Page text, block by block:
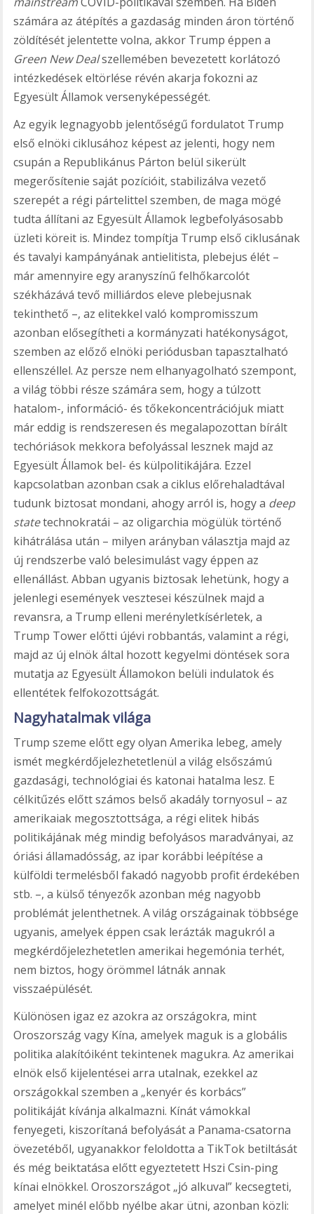
számára az átépítés a gazdaság minden áron történő
zöldítését jelentette volna, akkor Trump éppen a
Green New Dealszellemében bevezetett korlátozó
intézkedések eltörlése révén akarja fokozni az
Egyesült Államok versenyképességét.
Az egyik legnagyobb jelentőségű fordulatot Trump
első elnöki ciklusához képest az jelenti, hogy nem
csupán a Republikánus Párton belül sikerült
megerősítenie saját pozícióit, stabilizálva vezető
szerepét a régi pártelittel szemben, de maga mögé
tudta állítani az Egyesült Államok legbefolyásosabb
üzleti köreit is. Mindez tompítja Trump első ciklusának
és tavalyi kampányának antielitista, plebejus élét –
már amennyire egy aranyszínű felhőkarcolót
székházává tevő milliárdos eleve plebejusnak
tekinthető –, az elitekkel való kompromisszum
azonban elősegítheti a kormányzati hatékonyságot,
szemben az előző elnöki periódusban tapasztalható
ellenszéllel. Az persze nem elhanyagolható szempont,
a világ többi része számára sem, hogy a túlzott
hatalom-, információ- és tőkekoncentrációjuk miatt
már eddig is rendszeresen és megalapozottan bírált
techóriások mekkora befolyással lesznek majd az
Egyesült Államok bel- és külpolitikájára. Ezzel
kapcsolatban azonban csak a ciklus előrehaladtával
tudunk biztosat mondani, ahogy arról is, hogy a deep
statetechnokratái – az oligarchia mögülük történő
kihátrálása után – milyen arányban választja majd az
új rendszerbe való belesimulást vagy éppen az
ellenállást. Abban ugyanis biztosak lehetünk, hogy a
jelenlegi események vesztesei készülnek majd a
revansra, a Trump elleni merényletkísérletek, a
Trump Tower előtti újévi robbantás, valamint a régi,
majd az új elnök által hozott kegyelmi döntések sora
mutatja az Egyesült Államokon belüli indulatok és
ellentétek felfokozottságát.
Nagyhatalmak világa
Trump szeme előtt egy olyan Amerika lebeg, amely
ismét megkérdőjelezhetetlenül a világ elsőszámú
gazdasági, technológiai és katonai hatalma lesz. E
célkitűzés előtt számos belső akadály tornyosul – az
amerikaiak megosztottsága, a régi elitek hibás
politikájának még mindig befolyásos maradványai, az
óriási államadósság, az ipar korábbi leépítése a
külföldi termelésből fakadó nagyobb profit érdekében
stb. –, a külső tényezők azonban még nagyobb
problémát jelenthetnek. A világ országainak többsége
ugyanis, amelyek éppen csak lerázták magukról a
megkérdőjelezhetetlen amerikai hegemónia terhét,
nem biztos, hogy örömmel látnák annak
visszaépülését.
Különösen igaz ez azokra az országokra, mint
Oroszország vagy Kína, amelyek maguk is a globális
politika alakítóiként tekintenek magukra. Az amerikai
elnök első kijelentései arra utalnak, ezekkel az
országokkal szemben a „kenyér és korbács”
politikáját kívánja alkalmazni. Kínát vámokkal
fenyegeti, kiszorítaná befolyását a Panama-csatorna
övezetéből, ugyanakkor feloldotta a TikTok betiltását
és még beiktatása előtt egyeztetett Hszi Csin-ping
kínai elnökkel. Oroszországot „jó alkuval” kecsegteti,
amelyet minél előbb nyélbe akar ütni, azonban közli: